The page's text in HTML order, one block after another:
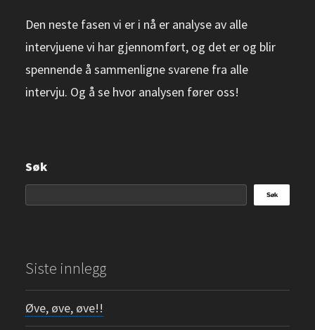
Den neste fasen vi er i nå er analyse av alle
intervjuene vi har gjennomført, og det er og blir
spennende å sammenligne svarene fra alle
intervju. Og å se hvor analysen fører oss!
Søk
Søk
Siste innlegg
Øve, øve, øve!!